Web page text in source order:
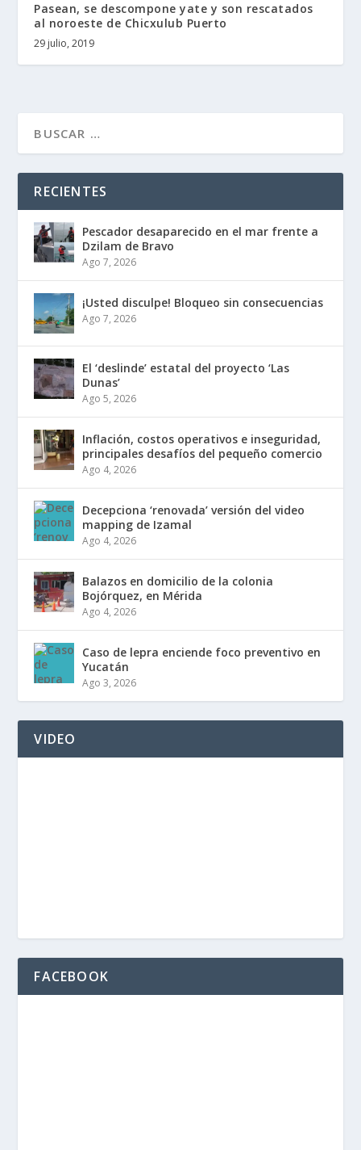
Pasean, se descompone yate y son rescatados
al noroeste de Chicxulub Puerto
29 julio, 2019
RECIENTES
Pescador desaparecido en el mar frente a
Dzilam de Bravo
Ago 7, 2026
¡Usted disculpe! Bloqueo sin consecuencias
Ago 7, 2026
El ‘deslinde’ estatal del proyecto ‘Las
Dunas’
Ago 5, 2026
Inflación, costos operativos e inseguridad,
principales desafíos del pequeño comercio
Ago 4, 2026
Decepciona ‘renovada’ versión del video
mapping de Izamal
Ago 4, 2026
Balazos en domicilio de la colonia
Bojórquez, en Mérida
Ago 4, 2026
Caso de lepra enciende foco preventivo en
Yucatán
Ago 3, 2026
VIDEO
FACEBOOK